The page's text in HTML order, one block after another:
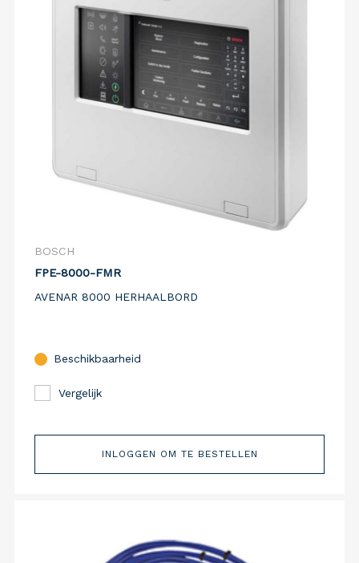
BOSCH
FPE-8000-FMR
AVENAR 8000 HERHAALBORD
Beschikbaarheid
Vergelijk
INLOGGEN OM TE BESTELLEN